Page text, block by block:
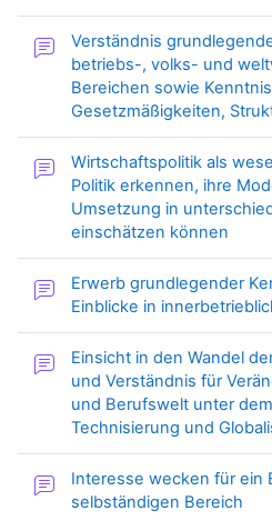
Verständnis
betriebs-, volks- und
Bereichen sowie
Gesetzmäßigkeiten,
Wirtschaftspolitik als
Politik erkennen, ihre
Umsetzung in
einschätzen können
Erwerb grundlegender
Einblicke in
Einsicht in den Wandel
und Verständnis für
und Berufswelt unter
Technisierung und
Interesse wecken für ein
selbständigen Bereich